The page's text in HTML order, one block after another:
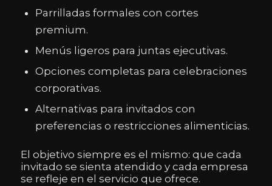
Parrilladas formales con cortes
premium.
Menús ligeros para juntas ejecutivas.
Opciones completas para celebraciones
corporativas.
Alternativas para invitados con
preferencias o restricciones alimenticias.
El objetivo siempre es el mismo: que cada
invitado se sienta atendido y cada empresa
se refleje en el servicio que ofrece.